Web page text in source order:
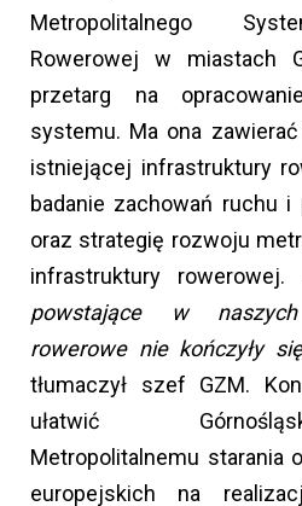
Metropolitalnego
Rowerowej w miastach
przetarg na
systemu. Ma ona
istniejącej infrastruktury
badanie zachowań ruchu
oraz strategię rozwoju
infrastruktury
powstające w
rowerowe nie kończyły
tłumaczył szef GZM.
ułatwić
Metropolitalnemu starania
europejskich na